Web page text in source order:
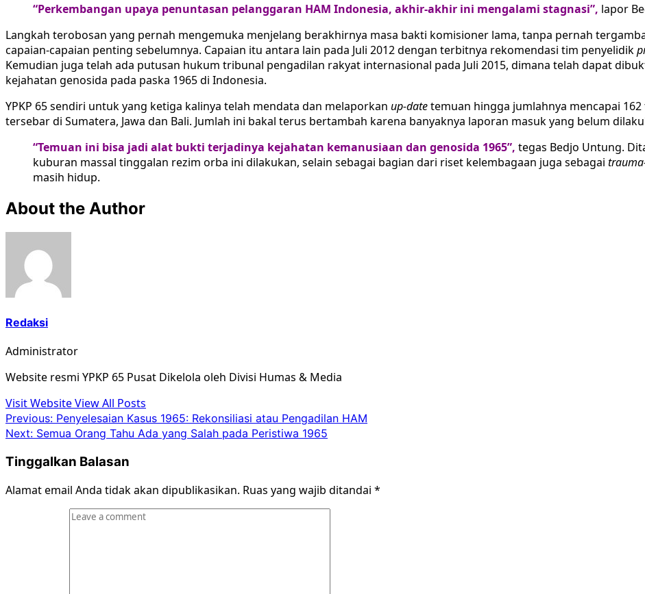
“Perkembangan upaya penuntasan pelanggaran HAM Indonesia, akhir-akhir ini mengalami stagnasi”, lapor
Langkah terobosan yang pernah mengemuka menjelang berakhirnya masa bakti komisioner lama, tanpa pernah
capaian-capaian penting sebelumnya. Capaian itu antara lain pada Juli 2012 dengan terbitnya rekomendasi tim penyelidik
Kemudian juga telah ada putusan hukum tribunal pengadilan rakyat internasional pada Juli 2015, dimana telah dapat
kejahatan genosida pada paska 1965 di Indonesia.
YPKP 65 sendiri untuk yang ketiga kalinya telah mendata dan melaporkan up-datetemuan hingga jumlahnya mencapai
tersebar di Sumatera, Jawa dan Bali. Jumlah ini bakal terus bertambah karena banyaknya laporan masuk yang belum
“Temuan ini bisa jadi alat bukti terjadinya kejahatan kemanusiaan dan genosida 1965”, tegas Bedjo Untung.
kuburan massal tinggalan rezim orba ini dilakukan, selain sebagai bagian dari riset kelembagaan juga sebagai
masih hidup.
About the Author
Redaksi
Administrator
Website resmi YPKP 65 Pusat Dikelola oleh Divisi Humas & Media
Visit WebsiteView All Posts
Post
navigation
Previous: Penyelesaian Kasus 1965: Rekonsiliasi atau Pengadilan HAM
Next: Semua Orang Tahu Ada yang Salah pada Peristiwa 1965
Tinggalkan Balasan
Alamat email Anda tidak akan dipublikasikan. Ruas yang wajib ditandai *